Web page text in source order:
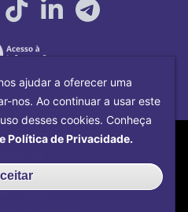
Universidade Federal
de Tecnologia da
com o CMS de
ajudar a oferecer uma
nos. Ao continuar a usar este
desses cookies. Conheça
Política de Privacidade.